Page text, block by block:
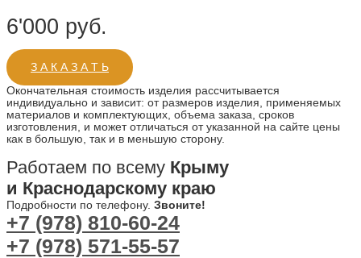
6'000 руб.
З А К А З А Т Ь
Окончательная стоимость изделия рассчитывается
индивидуально и зависит: от размеров изделия, применяемых
материалов и комплектующих, объема заказа, сроков
изготовления, и может отличаться от указанной на сайте цены
как в большую, так и в меньшую сторону.
Работаем по всему Крыму
и Краснодарскому краю
Подробности по телефону. Звоните!
+7 (978) 810-60-24
+7 (978) 571-55-57